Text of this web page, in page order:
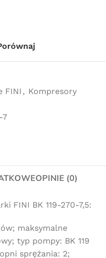
FINI , Kompresory
7
OPINIE (0)
FINI BK 119-270-7,5:
maksymalne
typ pompy: BK 119
sprężania: 2;